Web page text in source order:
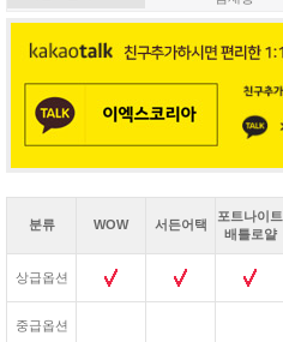
분류 WOW 서든어택
포트나이트
배틀로얄
상급옵션
중급옵션